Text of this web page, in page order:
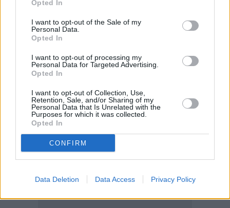
Opted In
I want to opt-out of the Sale of my
Personal Data.
Opted In
I want to opt-out of processing my
Personal Data for Targeted Advertising.
Opted In
I want to opt-out of Collection, Use,
Retention, Sale, and/or Sharing of my
Personal Data that Is Unrelated with the
Purposes for which it was collected.
Opted In
CONFIRM
Data Deletion Data Access Privacy Policy
σε ένα ενιαίο ευρωπαϊκό πλαίσιο που θα διασφαλίζει
την ανταγωνιστικότητα και βιωσιμότητα των κλάδων
μεσοπρόθεσμα και μακροπρόθεσμα είναι εξαιρετικά
του ΣΕΤΕ, Χρυσάφης.
Υπογράμμισε, δε, πως ο κλάδος έχει κρίσιμα
ζητήματα τόσο σε ευρωπαϊκό, όσο και σε εθνικό
επίπεδο και χαρακτήρισε ιδιαίτερα σημαντική τη
συνάντηση με τον Ευρωπαίο Επίτροπο.